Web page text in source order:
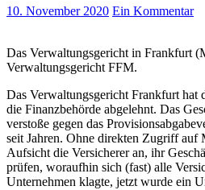
10. November 2020 Ein Kommentar
Das Verwaltungsgericht in Frankfurt
Verwaltungsgericht FFM.
Das Verwaltungsgericht Frankfurt hat
die Finanzbehörde abgelehnt. Das
verstoße gegen das
seit Jahren. Ohne direkten Zugriff auf
Aufsicht die Versicherer an, ihr
prüfen, woraufhin sich (fast) alle
Unternehmen klagte, jetzt wurde ein